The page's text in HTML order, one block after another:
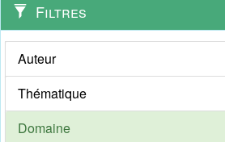
Filtres
Auteur
Thématique
Domaine